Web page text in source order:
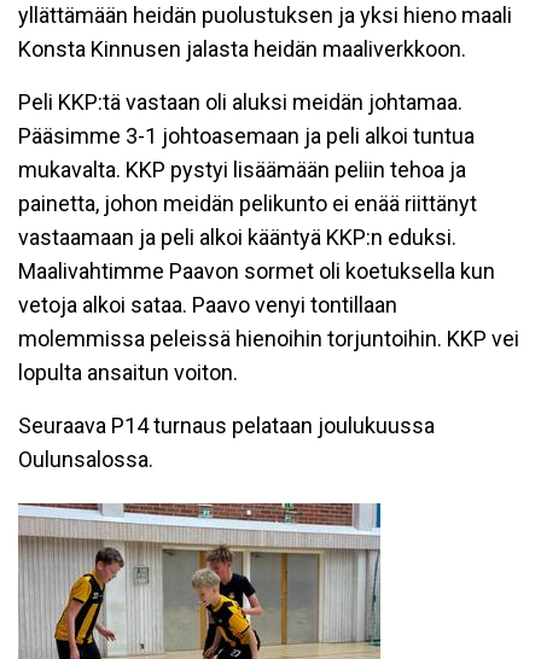
yllättämään heidän puolustuksen ja yksi hieno maali
Konsta Kinnusen jalasta heidän maaliverkkoon.
Peli KKP:tä vastaan oli aluksi meidän johtamaa.
Pääsimme 3-1 johtoasemaan ja peli alkoi tuntua
mukavalta. KKP pystyi lisäämään peliin tehoa ja
painetta, johon meidän pelikunto ei enää riittänyt
vastaamaan ja peli alkoi kääntyä KKP:n eduksi.
Maalivahtimme Paavon sormet oli koetuksella kun
vetoja alkoi sataa. Paavo venyi tontillaan
molemmissa peleissä hienoihin torjuntoihin. KKP vei
lopulta ansaitun voiton.
Seuraava P14 turnaus pelataan joulukuussa
Oulunsalossa.